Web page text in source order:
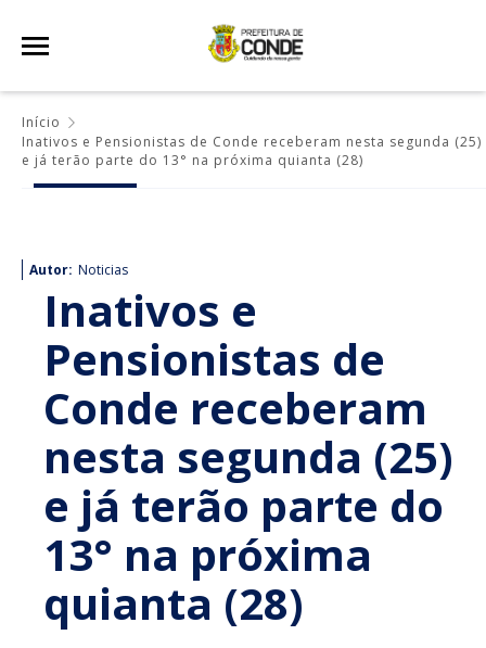
Início
Inativos e Pensionistas de Conde receberam nesta segunda (25)
e já terão parte do 13° na próxima quianta (28)
Autor: Noticias
Inativos e
Pensionistas de
Conde receberam
nesta segunda (25)
e já terão parte do
13° na próxima
quianta (28)